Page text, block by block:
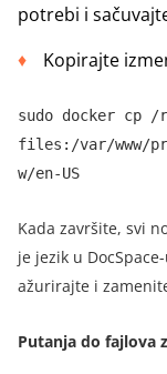
potrebi i
Kopirajte
sudo docker cp
files:/var/www/
w/en-US
Kada završite, svi
je jezik u
ažurirajte i
Putanja do fajlova